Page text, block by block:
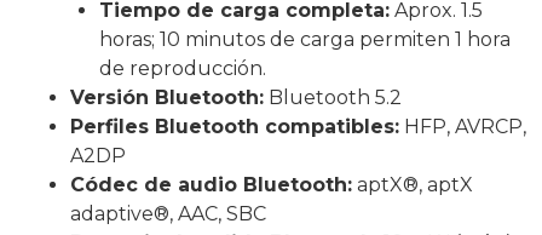
Tiempo de carga completa: Aprox. 1.5
horas; 10 minutos de carga permiten 1 hora
de reproducción.
Versión Bluetooth: Bluetooth 5.2
Perfiles Bluetooth compatibles: HFP, AVRCP,
A2DP
Códec de audio Bluetooth: aptX®, aptX
adaptive®, AAC, SBC